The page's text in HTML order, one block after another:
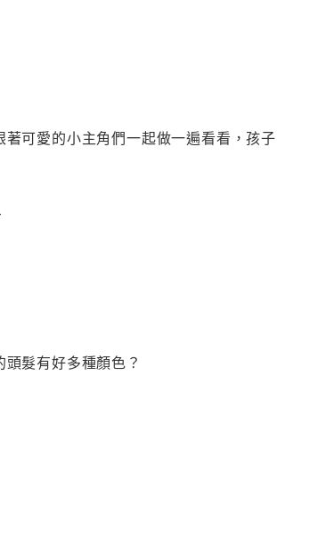
可愛的小主角們一起做一遍看看，孩子
髮有好多種顏色？